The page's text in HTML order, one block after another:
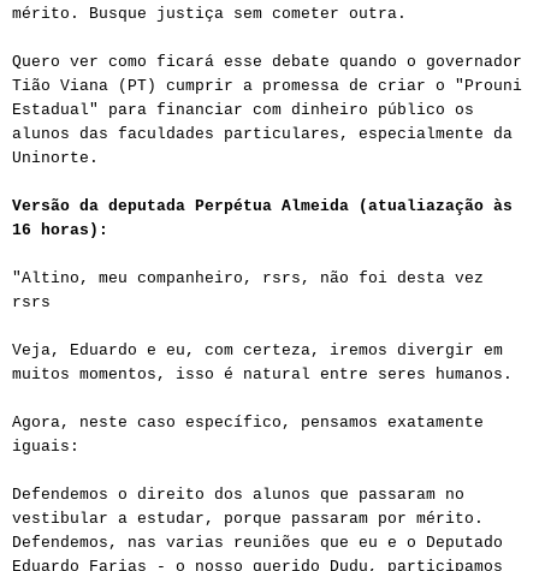
mérito. Busque justiça sem cometer outra.
Quero ver como ficará esse debate quando o governador
Tião Viana (PT) cumprir a promessa de criar o "Prouni
Estadual" para financiar com dinheiro público os
alunos das faculdades particulares, especialmente da
Uninorte.
Versão da deputada Perpétua Almeida (atualiazação às
16 horas):
"Altino, meu companheiro, rsrs, não foi desta vez
rsrs
Veja, Eduardo e eu, com certeza, iremos divergir em
muitos momentos, isso é natural entre seres humanos.
Agora, neste caso específico, pensamos exatamente
iguais:
Defendemos o direito dos alunos que passaram no
vestibular a estudar, porque passaram por mérito.
Defendemos, nas varias reuniões que eu e o Deputado
Eduardo Farias - o nosso querido Dudu, participamos